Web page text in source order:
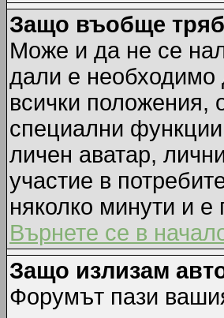
Защо въобще
Може и да не се
дали е необходимо
всички положения,
специални
личен аватар,
участие в
няколко минути и е
Върнете се в
Защо излизам
Форумът пази